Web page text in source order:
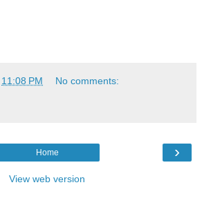
11:08 PM No comments:
›
Home
View web version